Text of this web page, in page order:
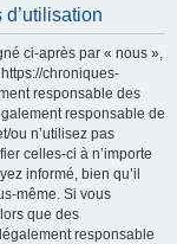
ci-après par « nous »,
chroniques-
responsable des
responsable de
ou n’utilisez pas
celles-ci à n’importe
informé, bien qu’il
même. Si vous
que des
responsable